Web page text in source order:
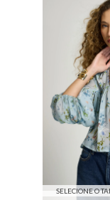
SELECIONE O